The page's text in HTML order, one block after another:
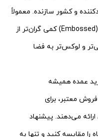
و کشور سازنده. معمولاً
ورق‌های خارجی و دارای روکش برجسته (Embossed) کمی گران‌تر از
و لوکس‌تر به فضا
عمده همیشه
معتبر، برای
می‌دهند. پیشنهاد
مقایسه کنید و تنها به